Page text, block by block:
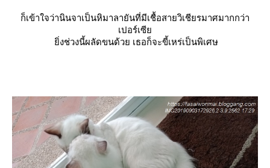
ก็เข้าใจว่านินจาเป็นหิมาลายันที่มีเชื้อสายวิเชียรมาศมากกว่า
เปอร์เซี
ิ่งช่วงนี้ผลัดขนด้วย เธอก็จะขี้เหร่เป็นพิเศษ